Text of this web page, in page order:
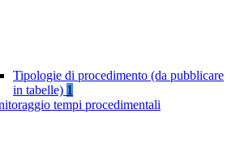
Tipologie di procedimento (da pubblicare
in tabelle) 1
tempi procedimentali